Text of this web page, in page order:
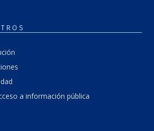
a información pública